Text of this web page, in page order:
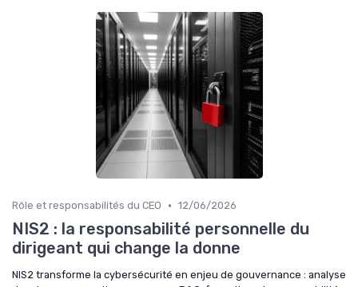
Rôle et responsabilités du CEO • 12/06/2026
NIS2 : la responsabilité personnelle du
dirigeant qui change la donne
NIS2 transforme la cybersécurité en enjeu de gouvernance : analyse